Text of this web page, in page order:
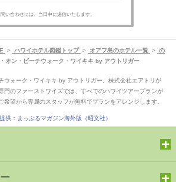
い合わせには、当日中に返信いたします。
> ハワイホテル図鑑トップ > オアフ島のホテル一覧 > の
オン・ビーチウォーク・ワイキキ by アウトリガー
ウォーク・ワイキキ by アウトリガー。株式会社エアトリが
門のファーストワイズでは、すべてのハワイツアープランが
希望から専属のスタッフが無料でプランをアレンジします。
供：まっぷるマガジン海外版（昭文社）